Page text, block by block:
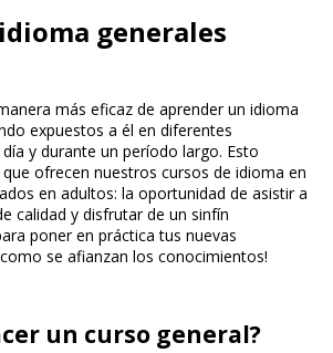
generales
más eficaz de aprender un idioma
expuestos a él en diferentes
y durante un período largo. Esto
ofrecen nuestros cursos de idioma en
en adultos: la oportunidad de asistir a
calidad y disfrutar de un sinfín
poner en práctica tus nuevas
como se afianzan los conocimientos!
un curso general?